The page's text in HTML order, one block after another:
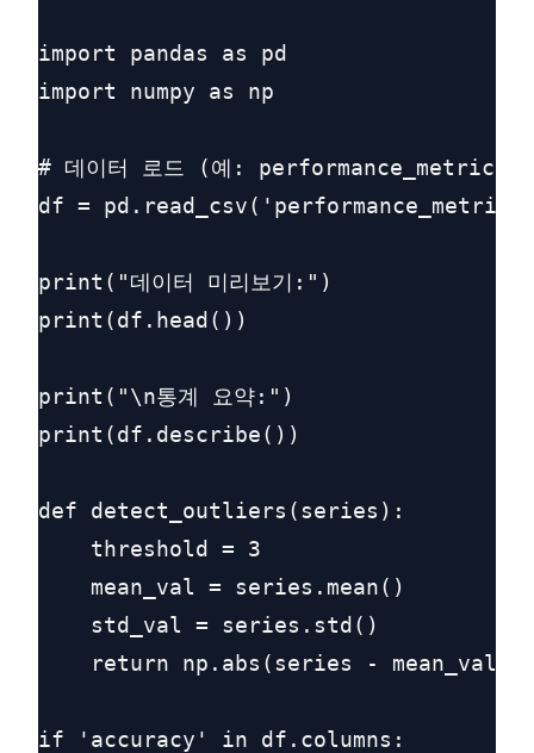
import pandas as pd
import numpy as np
# 데이터 로드 (예:
df =
print("데이터 미리보기:")
print(df.head())
print("\n통계 요약:")
print(df.describe())
def detect_outliers(series):
    threshold = 3
    mean_val = series.mean()
    std_val = series.std()
return np.abs(series - mean_val)
if 'accuracy' in df.columns: